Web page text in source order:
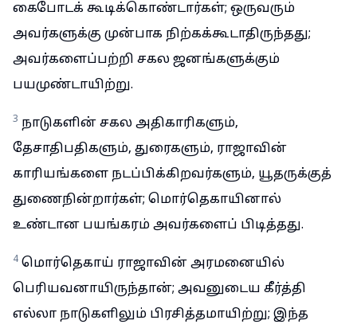
கைபோடக் கூடிக்கொண்டார்கள்; ஒருவரும்
அவர்களுக்கு முன்பாக நிற்கக்கூடாதிருந்தது;
அவர்களைப்பற்றி சகல ஜனங்களுக்கும்
பயமுண்டாயிற்று.
3 நாடுகளின் சகல அதிகாரிகளும்,
தேசாதிபதிகளும், துரைகளும், ராஜாவின்
காரியங்களை நடப்பிக்கிறவர்களும், யூதருக்குத்
துணைநின்றார்கள்; மொர்தெகாயினால்
உண்டான பயங்கரம் அவர்களைப் பிடித்தது.
4 மொர்தெகாய் ராஜாவின் அரமனையில்
பெரியவனாயிருந்தான்; அவனுடைய கீர்த்தி
எல்லா நாடுகளிலும் பிரசித்தமாயிற்று; இந்த